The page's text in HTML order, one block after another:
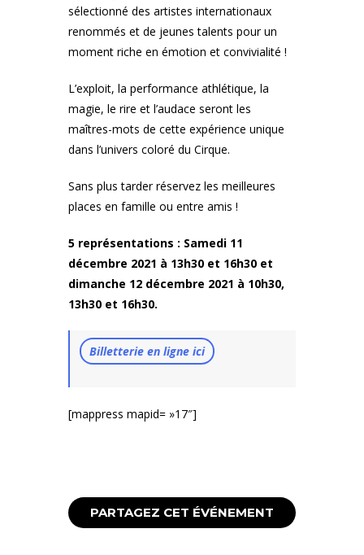
sélectionné des artistes internationaux
renommés et de jeunes talents pour un
moment riche en émotion et convivialité !
L’exploit, la performance athlétique, la
magie, le rire et l’audace seront les
maîtres-mots de cette expérience unique
dans l’univers coloré du Cirque.
Sans plus tarder réservez les meilleures
places en famille ou entre amis !
5 représentations : Samedi 11
décembre 2021 à 13h30 et 16h30 et
dimanche 12 décembre 2021 à 10h30,
13h30 et 16h30.
Billetterie en ligne ici
[mappress mapid= »17″]
PARTAGEZ CET ÉVÉNEMENT